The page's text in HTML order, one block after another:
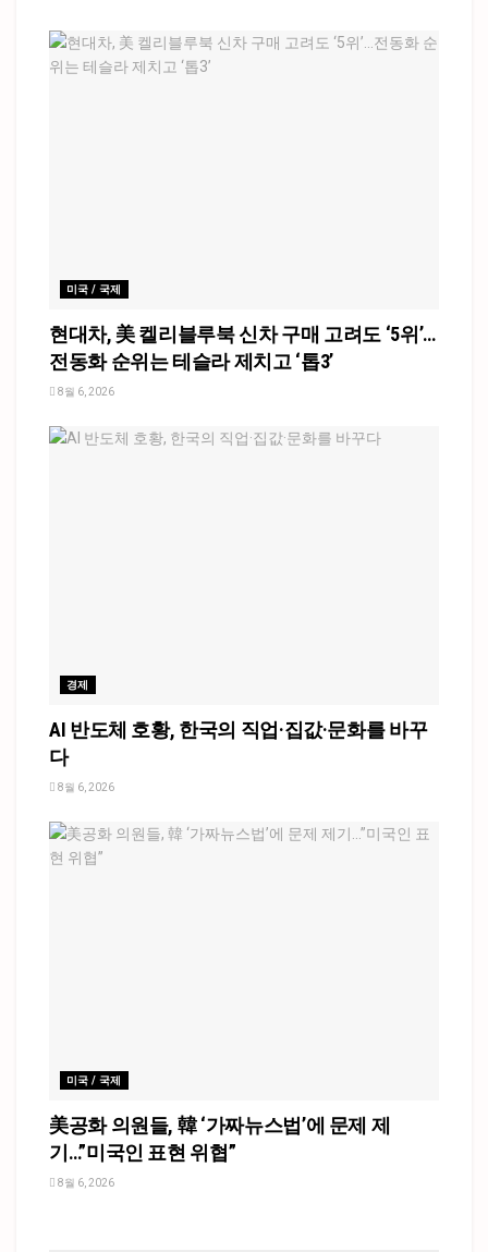
미국 / 국제
현대차, 美 켈리블루북 신차 구매 고려도 ‘5위’…
전동화 순위는 테슬라 제치고 ‘톱3’
8월 6, 2026
경제
AI 반도체 호황, 한국의 직업·집값·문화를 바꾸
다
8월 6, 2026
미국 / 국제
美공화 의원들, 韓 ‘가짜뉴스법’에 문제 제
기…”미국인 표현 위협”
8월 6, 2026